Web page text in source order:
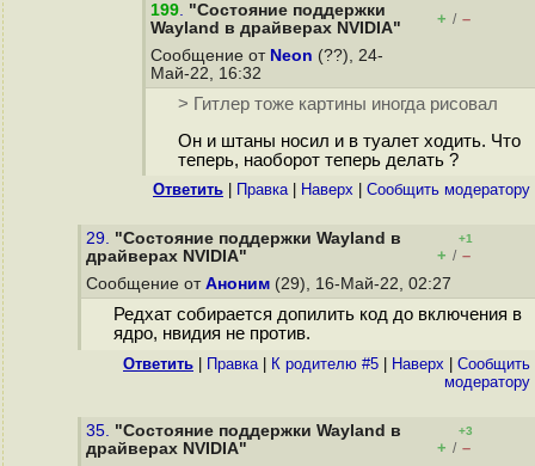
199. "Состояние поддержки
Wayland в драйверах NVIDIA"
+ / –
Сообщение от Neon (??), 24-
Май-22, 16:32
> Гитлер тоже картины иногда рисовал
Он и штаны носил и в туалет ходить. Что
теперь, наоборот теперь делать ?
Ответить Правка| Наверх Cообщить модератору
29. "Состояние поддержки Wayland в
драйверах NVIDIA"
+1
+ / –
Сообщение от Аноним (29), 16-Май-22, 02:27
Редхат собирается допилить код до включения в
ядро, нвидия не против.
Ответить Правка| К родителю #5 Наверх
Cообщить
модератору
35. "Состояние поддержки Wayland в
драйверах NVIDIA"
+3
+ / –